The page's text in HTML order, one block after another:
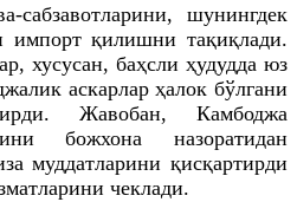
сабзавотларини, шунингдек
импорт қилишни тақиқлади.
хусусан, баҳсли ҳудудда юз
аскарлар ҳалок бўлгани
Жавобан, Камбоджа
божхона назоратидан
муддатларини қисқартирди
чеклади.